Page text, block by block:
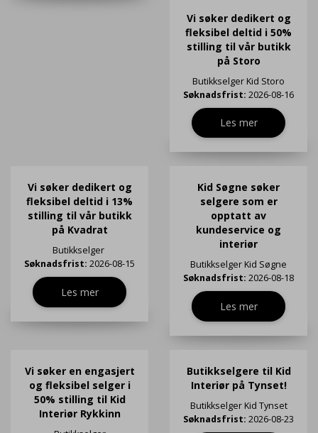
Vi søker dedikert og
fleksibel deltid i 50%
stilling til vår butikk
på Storo
Butikkselger Kid Storo
Søknadsfrist: 2026-08-16
Les mer
Vi søker dedikert og
fleksibel deltid i 13%
stilling til vår butikk
på Kvadrat
Butikkselger
Søknadsfrist: 2026-08-15
Les mer
Kid Søgne søker
selgere som er
opptatt av
kundeservice og
interiør
Butikkselger Kid Søgne
Søknadsfrist: 2026-08-18
Les mer
Vi søker en engasjert
og fleksibel selger i
50% stilling til Kid
Interiør Rykkinn
Butikkselgere til Kid
Interiør på Tynset!
Butikkselger Kid Tynset
Søknadsfrist: 2026-08-23